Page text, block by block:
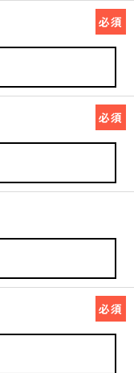
必須
必須
必須